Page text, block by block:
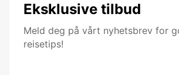
Eksklusive tilbud
Meld deg på vårt nyhetsbrev for
reisetips!